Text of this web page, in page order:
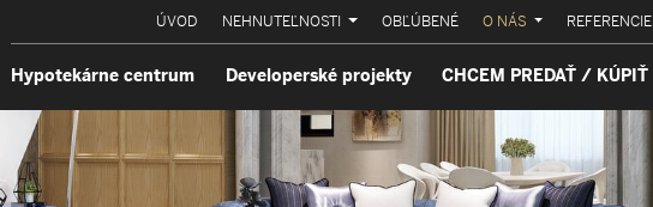
ÚVOD NEHNUTEĽNOSTI OBĽÚBENÉ O NÁS REFERENCIE
Hypotekárne centrum Developerské projekty CHCEM PREDAŤ / KÚPIŤ